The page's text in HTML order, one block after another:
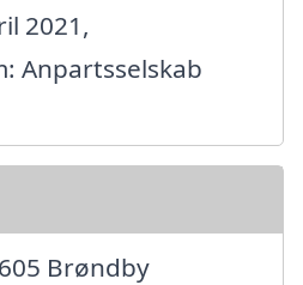
2021,
Anpartsselskab
Brøndby